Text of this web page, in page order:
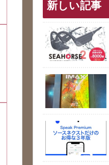
新しい記事